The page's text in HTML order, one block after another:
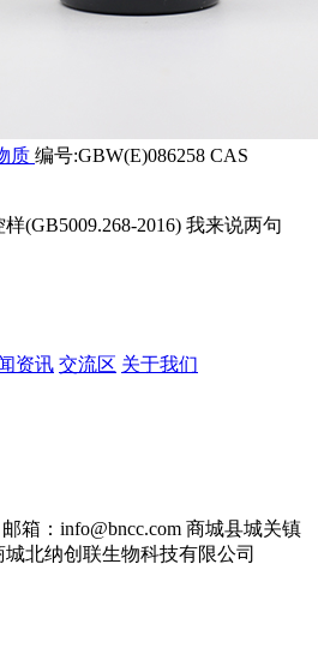
质 编号:GBW(E)086258 CAS
(GB5009.268-2016) 我来说两句
资讯 交流区 关于我们
邮箱：info@bncc.com 商城县城关镇
城北纳创联生物科技有限公司